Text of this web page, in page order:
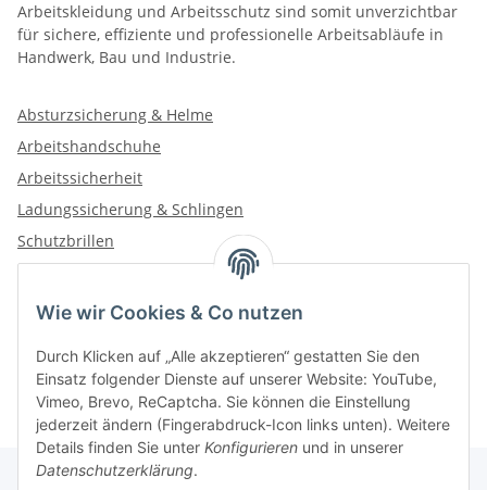
Wie wir Cookies & Co nutzen
Durch Klicken auf „Alle akzeptieren“ gestatten Sie den
Einsatz folgender Dienste auf unserer Website: YouTube,
Vimeo, Brevo, ReCaptcha. Sie können die Einstellung
jederzeit ändern (Fingerabdruck-Icon links unten). Weitere
Details finden Sie unter Konfigurieren und in unserer
Datenschutzerklärung.
Arbeitskleidung und Arbeitsschutz sind somit unverzichtbar
für sichere, effiziente und professionelle Arbeitsabläufe in
Handwerk, Bau und Industrie.
Absturzsicherung & Helme
Arbeitshandschuhe
Arbeitssicherheit
Ladungssicherung & Schlingen
Schutzbrillen
Kategorien